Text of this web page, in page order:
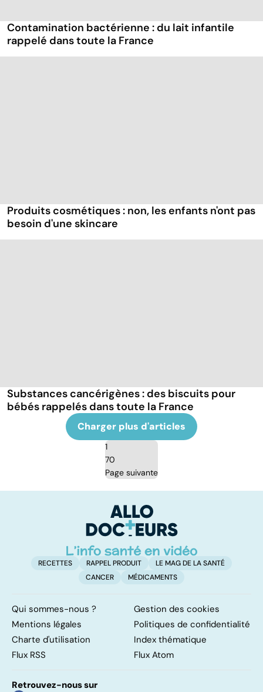
Contamination bactérienne : du lait infantile
rappelé dans toute la France
Produits cosmétiques : non, les enfants n'ont pas
besoin d'une skincare
Substances cancérigènes : des biscuits pour
bébés rappelés dans toute la France
Charger plus d'articles
1
70
Page suivante
RECETTES RAPPEL PRODUIT
LE MAG DE LA SANTÉ
CANCER
MÉDICAMENTS
Qui sommes-nous ?
Gestion des cookies
Mentions légales
Politiques de confidentialité
Charte d'utilisation
Index thématique
Flux RSS
Flux Atom
Retrouvez-nous sur